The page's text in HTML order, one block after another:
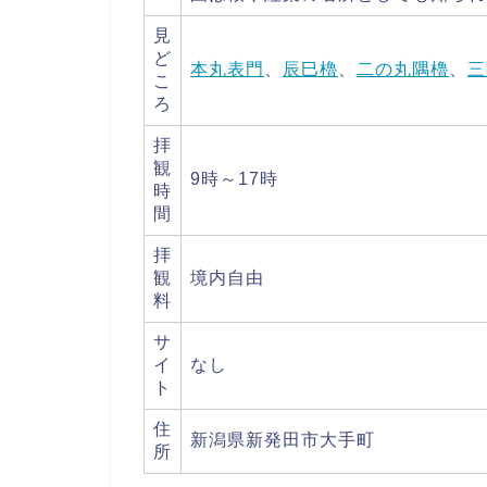
見
ど
こ
ろ
本丸表門 辰巳櫓 二の丸隅櫓
拝
観
時
間
9時～17時
拝
観
料
境内自由
サ
イ
ト
なし
住
所
新潟県新発田市大手町